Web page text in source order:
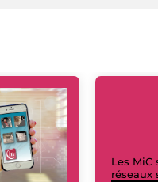
Les MiC
réseaux